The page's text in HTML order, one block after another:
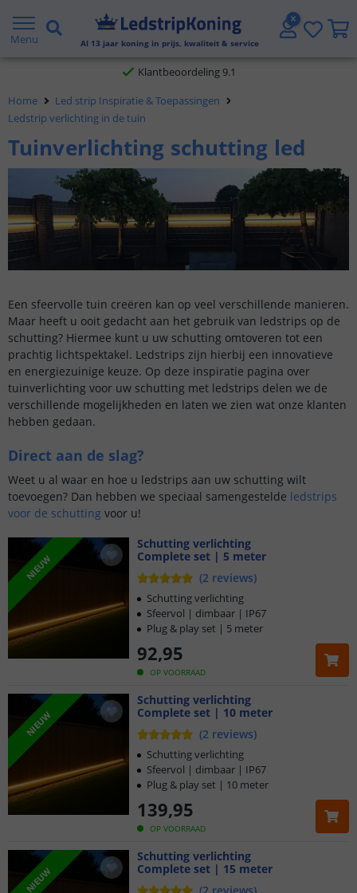
Menu Al 13 jaar koning in prijs, kwaliteit & service
Klantbeoordeling 9.1
Voor 23:45 uur besteld,morgen in huis
Home
Led strip Inspiratie & Toepassingen
Ledstrip verlichting in de tuin
Tuinverlichting schutting led
Een sfeervolle tuin creëren kan op veel verschillende manieren.
Maar heeft u ooit gedacht aan het gebruik van ledstrips op de
schutting? Hiermee kunt u uw schutting omtoveren tot een
prachtig lichtspektakel. Ledstrips zijn hierbij een innovatieve
en energiezuinige keuze. Op deze inspiratie pagina over
tuinverlichting voor uw schutting met ledstrips delen we de
verschillende mogelijkheden en laten we zien wat onze klanten
hebben gedaan.
Direct aan de slag?
Weet u al waar en hoe u ledstrips aan uw schutting wilt
toevoegen? Dan hebben we speciaal samengestelde ledstrips
voor de schutting voor u!
NIEUW
Schutting verlichting
Complete set | 5 meter
(2 reviews)
OP VOORRAAD
92,95
Schutting verlichting
Sfeervol | dimbaar | IP67
Plug & play set | 5 meter
NIEUW
Schutting verlichting
Complete set | 10 meter
(2 reviews)
OP VOORRAAD
139,95
Schutting verlichting
Sfeervol | dimbaar | IP67
Plug & play set | 10 meter
NIEUW
Schutting verlichting
Complete set | 15 meter